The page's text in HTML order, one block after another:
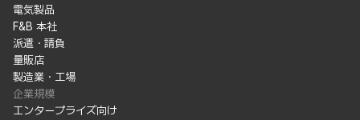
電気製品
F&B 本社
派遣・請負
量販店
製造業・工場
企業規模
エンタープライズ向け